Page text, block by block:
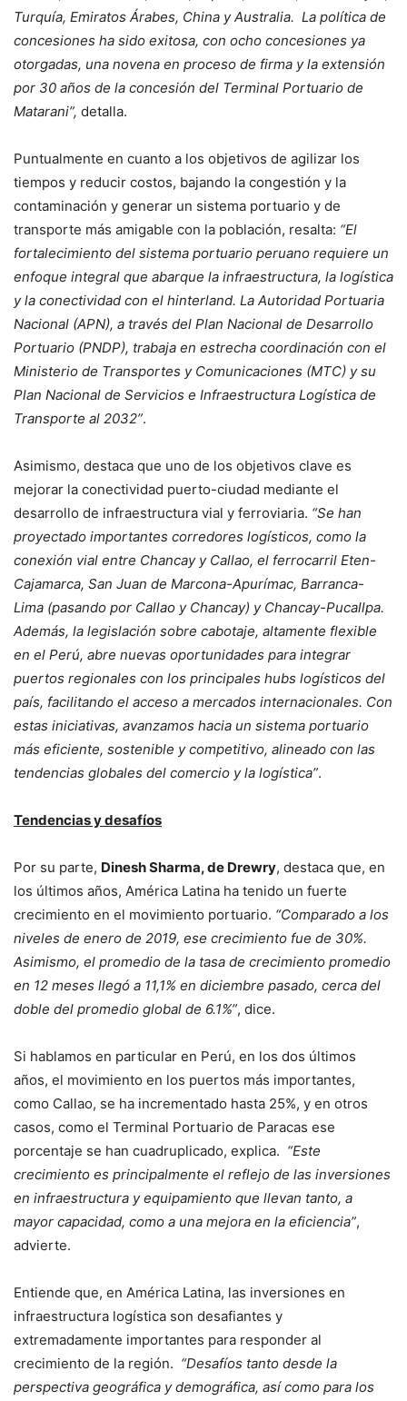
Turquía, Emiratos Árabes, China y Australia. La política de
concesiones ha sido exitosa, con ocho concesiones ya
otorgadas, una novena en proceso de firma y la extensión
por 30 años de la concesión del Terminal Portuario de
Matarani”, detalla.
Puntualmente en cuanto a los objetivos de agilizar los
tiempos y reducir costos, bajando la congestión y la
contaminación y generar un sistema portuario y de
transporte más amigable con la población, resalta: “El
fortalecimiento del sistema portuario peruano requiere un
enfoque integral que abarque la infraestructura, la logística
y la conectividad con el hinterland. La Autoridad Portuaria
Nacional (APN), a través del Plan Nacional de Desarrollo
Portuario (PNDP), trabaja en estrecha coordinación con el
Ministerio de Transportes y Comunicaciones (MTC) y su
Plan Nacional de Servicios e Infraestructura Logística de
Transporte al 2032”.
Asimismo, destaca que uno de los objetivos clave es
mejorar la conectividad puerto-ciudad mediante el
desarrollo de infraestructura vial y ferroviaria. “Se han
proyectado importantes corredores logísticos, como la
conexión vial entre Chancay y Callao, el ferrocarril Eten-
Cajamarca, San Juan de Marcona-Apurímac, Barranca-
Lima (pasando por Callao y Chancay) y Chancay-Pucallpa.
Además, la legislación sobre cabotaje, altamente flexible
en el Perú, abre nuevas oportunidades para integrar
puertos regionales con los principales hubs logísticos del
país, facilitando el acceso a mercados internacionales. Con
estas iniciativas, avanzamos hacia un sistema portuario
más eficiente, sostenible y competitivo, alineado con las
tendencias globales del comercio y la logística”.
Tendencias y desafíos
Por su parte, Dinesh Sharma, de Drewry, destaca que, en
los últimos años, América Latina ha tenido un fuerte
crecimiento en el movimiento portuario. “Comparado a los
niveles de enero de 2019, ese crecimiento fue de 30%.
Asimismo, el promedio de la tasa de crecimiento promedio
en 12 meses llegó a 11,1% en diciembre pasado, cerca del
doble del promedio global de 6.1%”, dice.
Si hablamos en particular en Perú, en los dos últimos
años, el movimiento en los puertos más importantes,
como Callao, se ha incrementado hasta 25%, y en otros
casos, como el Terminal Portuario de Paracas ese
porcentaje se han cuadruplicado, explica. “Este
crecimiento es principalmente el reflejo de las inversiones
en infraestructura y equipamiento que llevan tanto, a
mayor capacidad, como a una mejora en la eficiencia”,
advierte.
Entiende que, en América Latina, las inversiones en
infraestructura logística son desafiantes y
extremadamente importantes para responder al
crecimiento de la región. “Desafíos tanto desde la
perspectiva geográfica y demográfica, así como para los